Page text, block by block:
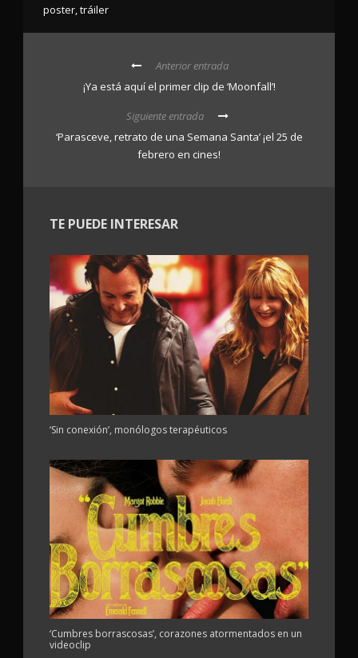
poster,tráiler
Anterior entrada
¡Ya está aquí el primer clip de ‘Moonfall’!
Siguiente entrada
‘Parasceve, retrato de una Semana Santa’ ¡el 25 de
febrero en cines!
TE PUEDE INTERESAR
‘Sin conexión’, monólogos terapéuticos
‘Cumbres borrascosas’, corazones atormentados en un
videoclip